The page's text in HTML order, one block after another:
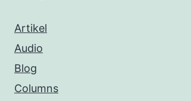
Artikel
Audio
Blog
Columns